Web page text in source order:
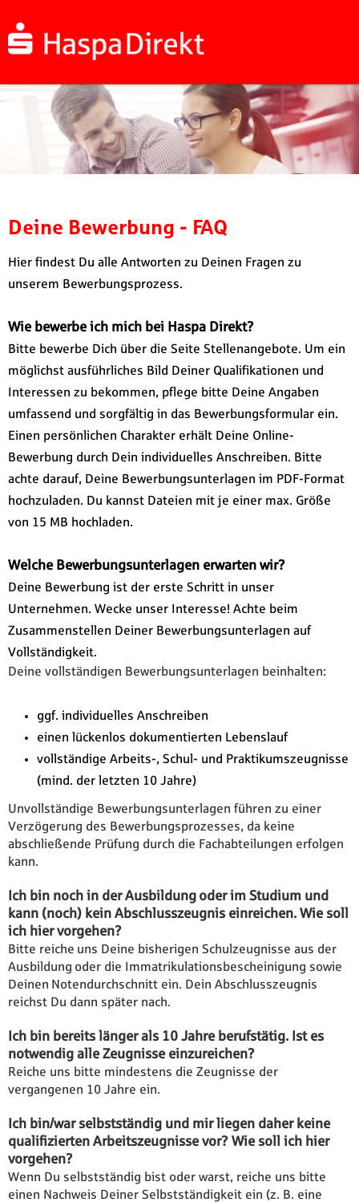
Deine Bewerbung - FAQ
H ier findest Du alle Antworten zu Deinen Fragen zu
unserem Bewerbungsprozess.
Wie bewerbe ich mich bei Haspa Direkt?
Bitte bewerbe Dich über die Seite Stellenangebote. Um ein
möglichst ausführliches Bild Deiner Qualifikationen und
Interessen zu bekommen, pflege bitte Deine Angaben
umfassend und sorgfältig in das Bewerbungsformular ein.
Einen persönlichen Charakter erhält Deine Online-
Bewerbung durch Dein individuelles Anschreiben. Bitte
achte darauf, Deine Bewerbungsunterlagen im PDF-Format
hochzuladen. Du kannst Dateien mit je einer max. Größe
von 15 MB hochladen.
Welche Bewerbungsunterlagen erwarten wir?
Deine Bewerbung ist der erste Schritt in unser
Unternehmen. Wecke unser Interesse! Achte beim
Zusammenstellen Deiner Bewerbungsunterlagen auf
Vollständigkeit.
Deine vollständigen Bewerbungsunterlagen beinhalten:
ggf. individuelles Anschreiben
einen lückenlos dokumentierten Lebenslauf
vollständige Arbeits-, Schul- und Praktikumszeugnisse
(mind. der letzten 10 Jahre)
Unvollständige Bewerbungsunterlagen führen zu einer
Verzögerung des Bewerbungsprozesses, da keine
abschließende Prüfung durch die Fachabteilungen erfolgen
kann.
Ich bin noch in der Ausbildung oder im Studium und
kann (noch) kein Abschlusszeugnis einreichen. Wie soll
ich hier vorgehen?
Bitte reiche uns Deine bisherigen Schulzeugnisse aus der
Ausbildung oder die Immatrikulationsbescheinigung sowie
Deinen Notendurchschnitt ein. Dein Abschlusszeugnis
reichst Du dann später nach.
Ich bin bereits länger als 10 Jahre berufstätig. Ist es
notwendig alle Zeugnisse einzureichen?
Reiche uns bitte mindestens die Zeugnisse der
vergangenen 10 Jahre ein.
Ich bin/war selbstständig und mir liegen daher keine
qualifizierten Arbeitszeugnisse vor? Wie soll ich hier
vorgehen?
Wenn Du selbstständig bist oder warst, reiche uns bitte
einen Nachweis Deiner Selbstständigkeit ein (z. B. eine